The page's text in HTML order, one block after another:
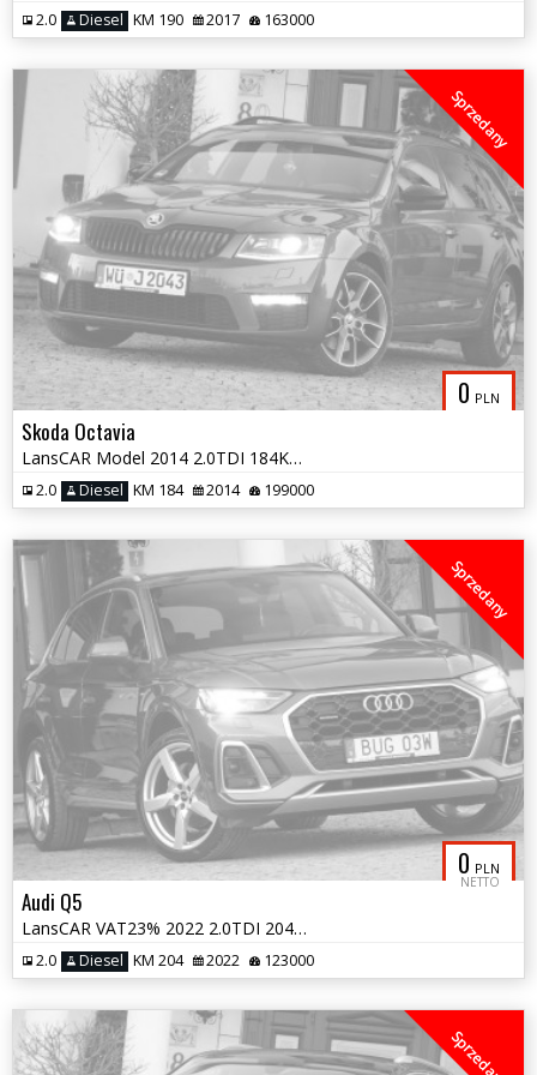
2.0 Diesel KM 190 2017 163000
0 PLN
Sprzedany
Skoda Octavia
LansCAR Model 2014 2.0TDI 184KM VRS Sport Skóra BiXenon NavGPS LED PDC
2.0 Diesel KM 184 2014 199000
0 PLN
NETTO
Sprzedany
Audi Q5
LansCAR VAT23% 2022 2.0TDI 204KM quattro SLineKameraSkóraWebastoPdcLed
2.0 Diesel KM 204 2022 123000
Sprzedany